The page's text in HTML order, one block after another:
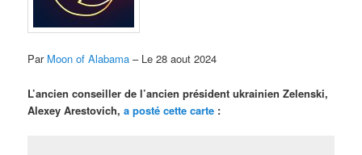
Par Moon of Alabama – Le 28 aout 2024
L’ancien conseiller de l’ancien président ukrainien Zelenski,
Alexey Arestovich,a posté cette carte :